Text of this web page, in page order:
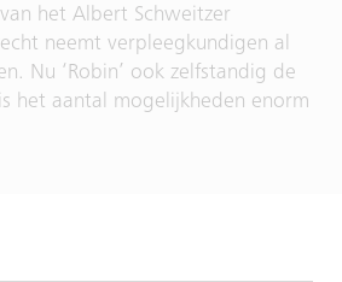
het Albert Schweitzer
neemt verpleegkundigen al
Nu ‘Robin’ ook zelfstandig de
het aantal mogelijkheden enorm